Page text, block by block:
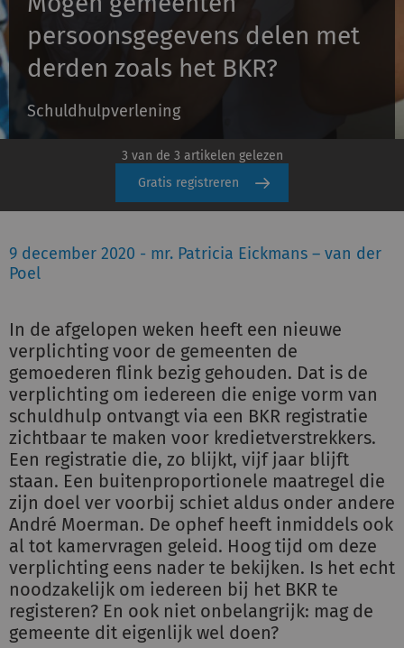
Inloggen
Registreren
persoonsgegevens delen met
derden zoals het BKR?
Schuldhulpverlening
3 van de 3 artikelen gelezen
Gratis registreren
9 december 2020 - mr. Patricia Eickmans – van der
Poel
In de afgelopen weken heeft een nieuwe
verplichting voor de gemeenten de
gemoederen flink bezig gehouden. Dat is de
verplichting om iedereen die enige vorm van
schuldhulp ontvangt via een BKR registratie
zichtbaar te maken voor kredietverstrekkers.
Een registratie die, zo blijkt, vijf jaar blijft
staan. Een buitenproportionele maatregel die
zijn doel ver voorbij schiet aldus onder andere
André Moerman. De ophef heeft inmiddels ook
al tot kamervragen geleid. Hoog tijd om deze
verplichting eens nader te bekijken. Is het echt
noodzakelijk om iedereen bij het BKR te
registeren? En ook niet onbelangrijk: mag de
gemeente dit eigenlijk wel doen?